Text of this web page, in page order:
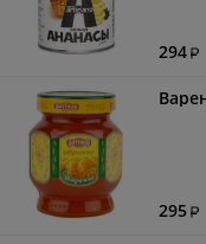
294
295